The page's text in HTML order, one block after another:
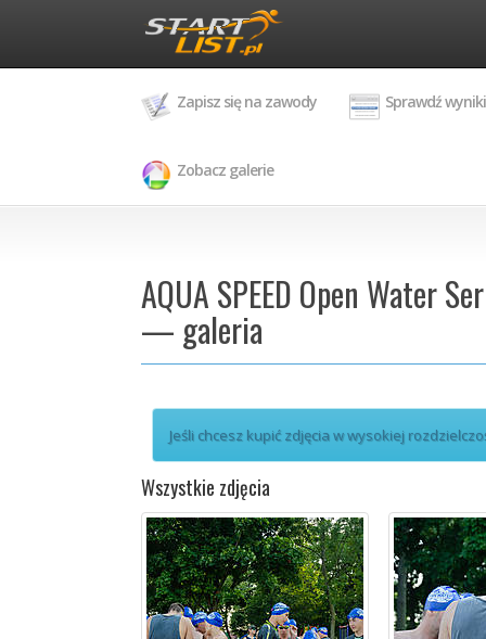
Zapisz się na zawody Sprawdź wyniki
Zobacz galerie
AQUA SPEED Open Water
— galeria
Jeśli chcesz kupić zdjęcia w wysokiej
Wszystkie zdjęcia